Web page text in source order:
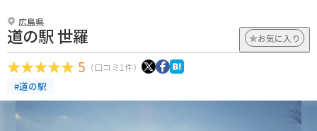
広島県
道の駅 世羅 お気に入り
5 （口コミ1件）
#道の駅